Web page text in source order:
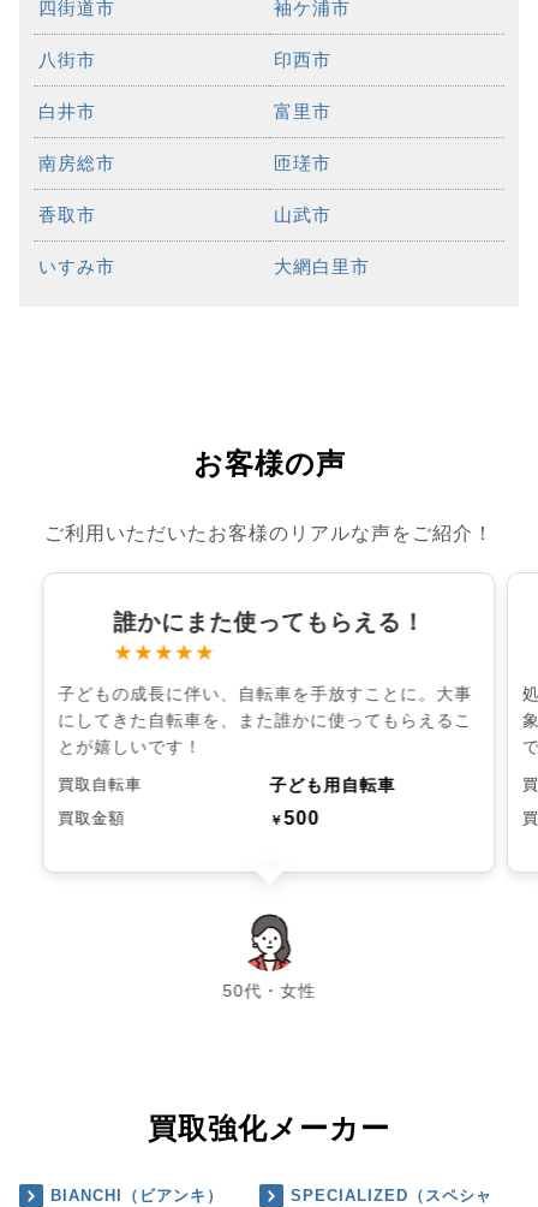
四街道市 袖ケ浦市
八街市 印西市
白井市 富里市
南房総市 匝瑳市
香取市 山武市
いすみ市 大網白里市
お客様の声
ご利用いただいたお客様のリアルな声をご紹介！
誰かにまた使ってもらえる！
★★★★★
子どもの成長に伴い、自転車を手放すことに。大事
にしてきた自転車を、また誰かに使ってもらえるこ
とが嬉しいです！
買取自転車 子ども用自転車
買取金額 ￥500
50代・女性
chevron_left chevron_right
買取強化メーカー
BIANCHI（ビアンキ）
SPECIALIZED（スペシャ